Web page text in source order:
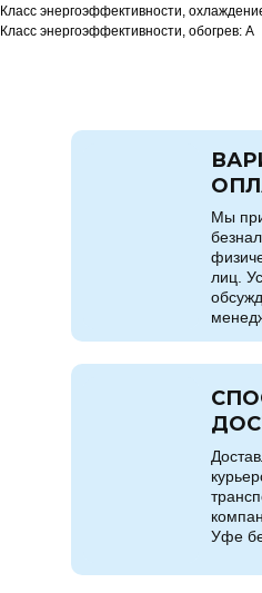
Класс энергоэффективности,
Класс энергоэффективности, обогрев: A
Мы
лиц.
Уфе